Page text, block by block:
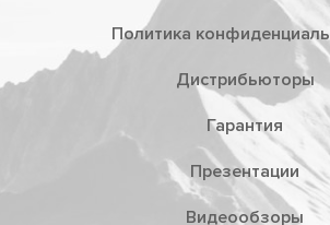
Политика
Дистрибьюторы
Гарантия
Презентации
Видеообзоры